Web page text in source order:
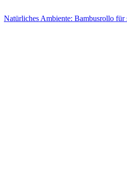
Natürliches Ambiente: Bambusrollo für